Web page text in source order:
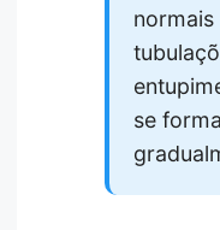
normais
se